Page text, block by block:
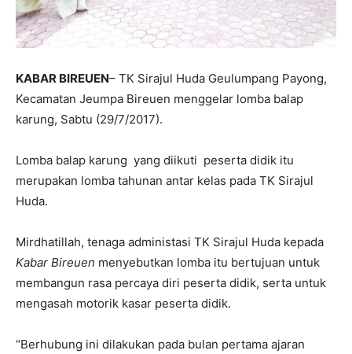
KABAR BIREUEN– TK Sirajul Huda Geulumpang Payong,
Kecamatan Jeumpa Bireuen menggelar lomba balap
karung, Sabtu (29/7/2017).
Lomba balap karung yang diikuti peserta didik itu
merupakan lomba tahunan antar kelas pada TK Sirajul
Huda.
Mirdhatillah, tenaga administasi TK Sirajul Huda kepada
Kabar Bireuen menyebutkan lomba itu bertujuan untuk
membangun rasa percaya diri peserta didik, serta untuk
mengasah motorik kasar peserta didik.
“Berhubung ini dilakukan pada bulan pertama ajaran